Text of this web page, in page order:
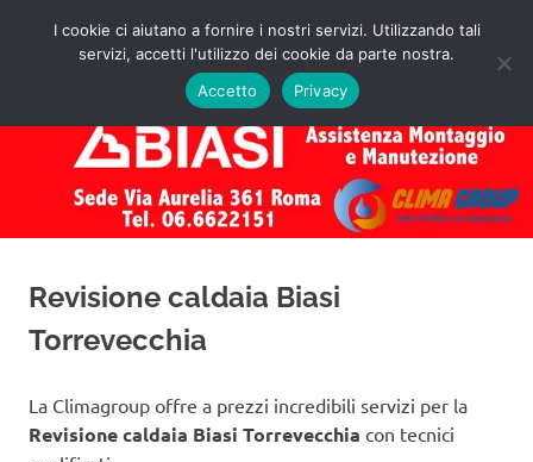
Assistenza
Caldaie
Biasi
Roma
Preventivo!
MENU
Revisione caldaia Biasi
Torrevecchia
La Climagroup offre a prezzi incredibili servizi per la
Revisione caldaia Biasi Torrevecchia con tecnici
I cookie ci aiutano a fornire i nostri servizi. Utilizzando tali
servizi, accetti l'utilizzo dei cookie da parte nostra.
Accetto
Privacy